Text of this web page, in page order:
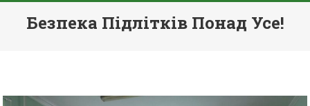
Безпека Підлітків Понад Усе!